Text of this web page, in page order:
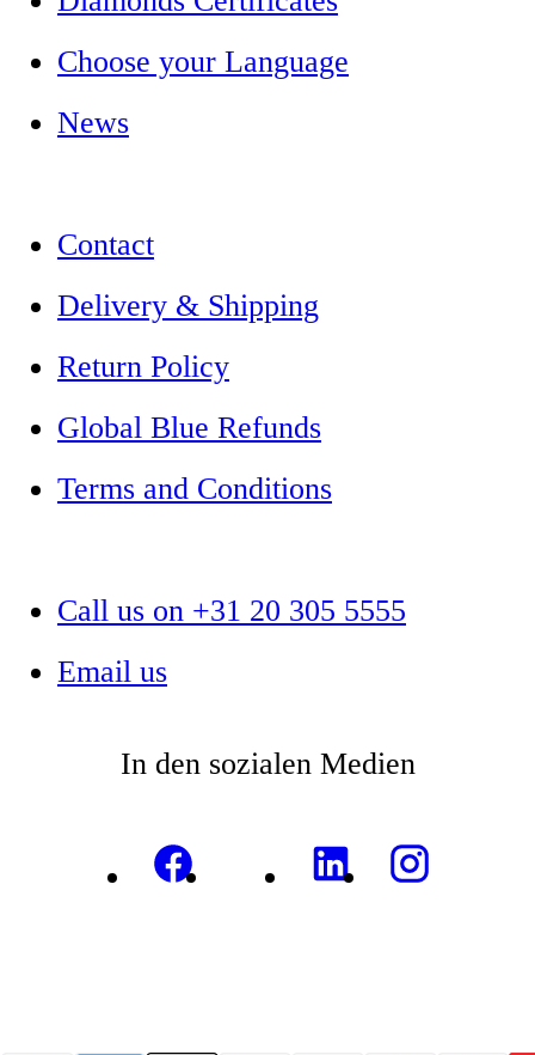
Choose your Language
News
Contact
Delivery & Shipping
Return Policy
Global Blue Refunds
Terms and Conditions
Call us on +31 20 305 5555
Email us
In den sozialen Medien